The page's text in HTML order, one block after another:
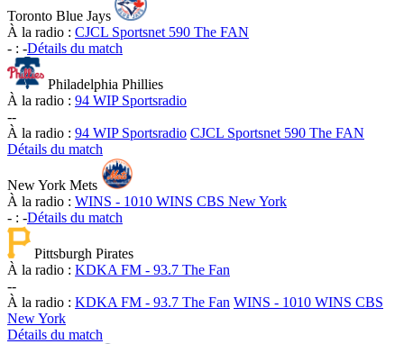
Toronto Blue Jays
À la radio : CJCL Sportsnet 590 The FAN
- : -Détails du match
Philadelphia Phillies
À la radio : 94 WIP Sportsradio
--
À la radio : 94 WIP Sportsradio CJCL Sportsnet 590 The FAN
Détails du match
New York Mets
À la radio : WINS - 1010 WINS CBS New York
- : -Détails du match
Pittsburgh Pirates
À la radio : KDKA FM - 93.7 The Fan
--
À la radio : KDKA FM - 93.7 The Fan WINS - 1010 WINS CBS
New York
Détails du match